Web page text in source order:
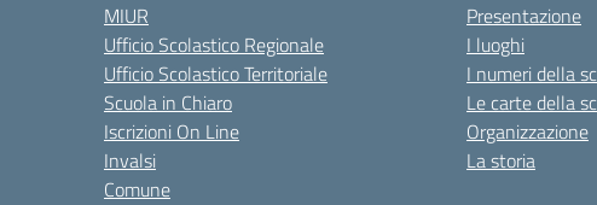
MIUR
Ufficio Scolastico Regionale
Ufficio Scolastico Territoriale
Scuola in Chiaro
Iscrizioni On Line
Invalsi
Comune
Presentazione
I luoghi
I numeri della
Le carte della
Organizzazione
La storia